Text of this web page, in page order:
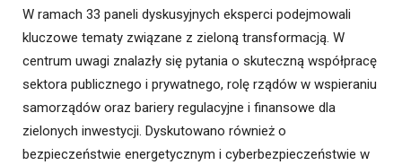
W ramach 33 paneli dyskusyjnych eksperci podejmowali
kluczowe tematy związane z zieloną transformacją. W
centrum uwagi znalazły się pytania o skuteczną współpracę
sektora publicznego i prywatnego, rolę rządów w wspieraniu
samorządów oraz bariery regulacyjne i finansowe dla
zielonych inwestycji. Dyskutowano również o
bezpieczeństwie energetycznym i cyberbezpieczeństwie w